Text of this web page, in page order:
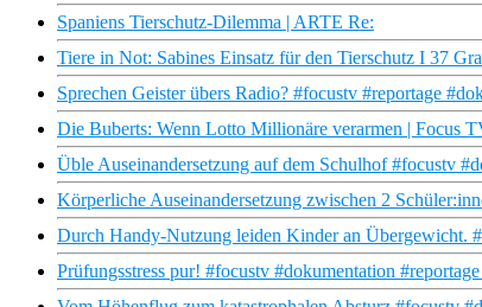
Spaniens Tierschutz-Dilemma | ARTE Re:
Tiere in Not: Sabines Einsatz für den Tierschutz I 37
Sprechen Geister übers Radio? #focustv #reportage
Die Buberts: Wenn Lotto Millionäre verarmen | Focus
Üble Auseinandersetzung auf dem Schulhof #focustv
Körperliche Auseinandersetzung zwischen 2
Durch Handy-Nutzung leiden Kinder an Übergewicht.
Prüfungsstress pur! #focustv #dokumentation